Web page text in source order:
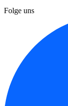
Folge uns